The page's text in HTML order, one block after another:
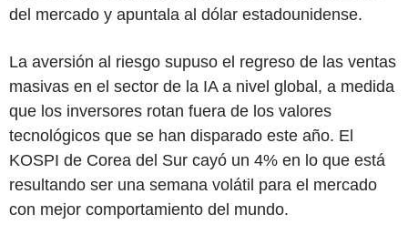
del mercado y apuntala al dólar estadounidense.
La aversión al riesgo supuso el regreso de las ventas
masivas en el sector de la IA a nivel global, a medida
que los inversores rotan fuera de los valores
tecnológicos que se han disparado este año. El
KOSPI de Corea del Sur cayó un 4% en lo que está
resultando ser una semana volátil para el mercado
con mejor comportamiento del mundo.